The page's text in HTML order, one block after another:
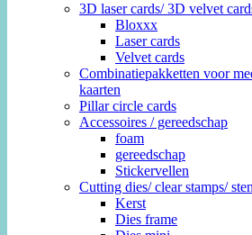
3D laser cards/ 3D velvet
Bloxxx
Laser cards
Velvet cards
Combinatiepakketten voor
kaarten
Pillar circle cards
Accessoires / gereedschap
foam
gereedschap
Stickervellen
Cutting dies/ clear stamps/
Kerst
Dies frame